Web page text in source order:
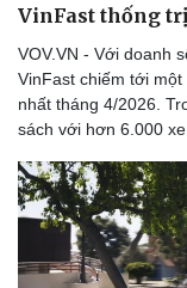
VinFast thống
VOV.VN - Với doanh
VinFast chiếm tới
nhất tháng 4/2026.
sách với hơn 6.000